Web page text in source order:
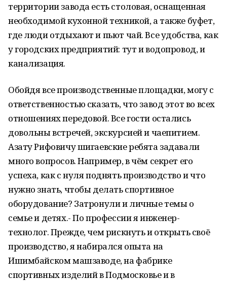
территории завода есть столовая, оснащенная
необходимой кухонной техникой, а также буфет,
где люди отдыхают и пьют чай. Все удобства, как
у городских предприятий: тут и водопровод, и
канализация.
Обойдя все производственные площадки, могу с
ответственностью сказать, что завод этот во всех
отношениях передовой. Все гости остались
довольны встречей, экскурсией и чаепитием.
Азату Рифовичу шигаевские ребята задавали
много вопросов. Например, в чём секрет его
успеха, как с нуля поднять производство и что
нужно знать, чтобы делать спортивное
оборудование? Затронули и личные темы о
семье и детях.- По профессии я инженер-
технолог. Прежде, чем рискнуть и открыть своё
производство, я набирался опыта на
Ишимбайском машзаводе, на фабрике
спортивных изделий в Подмосковье и в